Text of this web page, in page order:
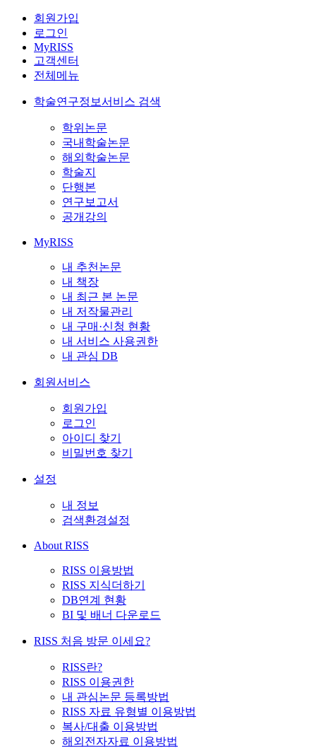
회원가입
로그인
MyRISS
고객센터
전체메뉴
학술연구정보서비스 검색
학위논문
국내학술논문
해외학술논문
학술지
단행본
연구보고서
공개강의
MyRISS
내 추천논문
내 책장
내 최근 본 논문
내 저작물관리
내 구매·신청 현황
내 서비스 사용권한
내 관심 DB
회원서비스
회원가입
로그인
아이디 찾기
비밀번호 찾기
설정
내 정보
검색환경설정
About RISS
RISS 이용방법
RISS 지식더하기
DB연계 현황
BI 및 배너 다운로드
RISS 처음 방문 이세요?
RISS란?
RISS 이용권한
내 관심논문 등록방법
RISS 자료 유형별 이용방법
복사/대출 이용방법
해외전자자료 이용방법